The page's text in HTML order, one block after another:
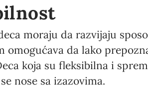
moraju da razvijaju
da lako
koja su fleksibilna i
nose sa izazovima.